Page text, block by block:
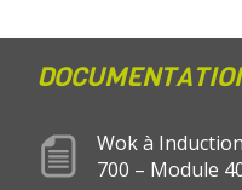
Wok à
700 – Module